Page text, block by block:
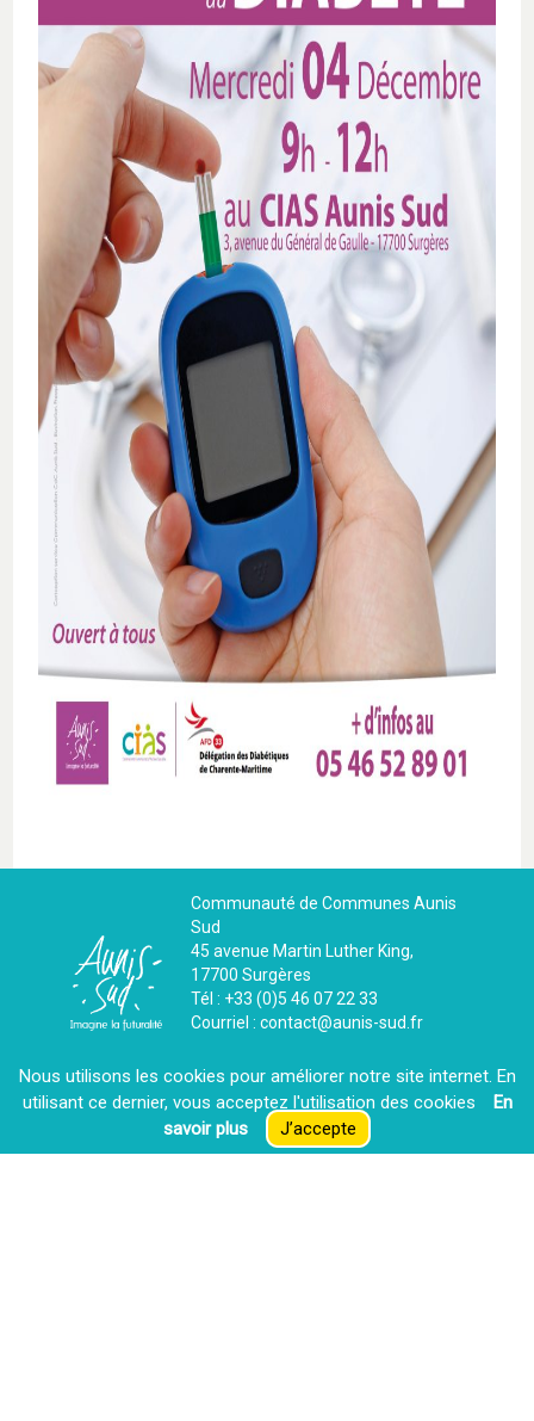
Communauté de Communes Aunis
Sud
45 avenue Martin Luther King,
17700 Surgères
Tél : +33 (0)5 46 07 22 33
Courriel : contact@aunis-sud.fr
La CdC recrute
Nous utilisons les cookies pour améliorer notre site internet. En
utilisant ce dernier, vous acceptez l′utilisation des cookies
En
savoir plus
J’accepte